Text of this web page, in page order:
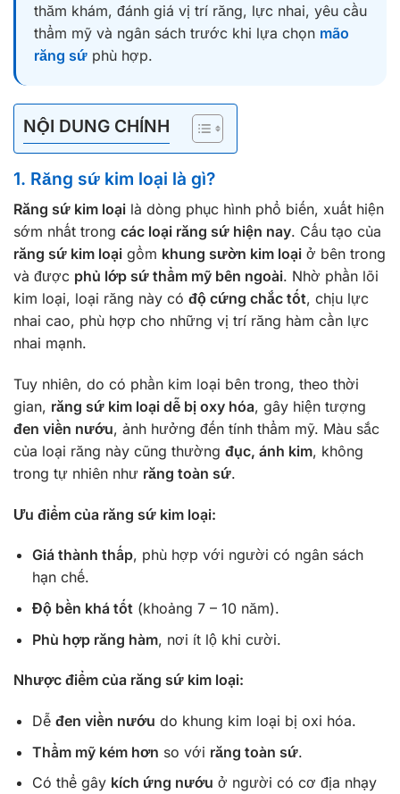
thăm khám, đánh giá vị trí răng, lực nhai, yêu cầu
thẩm mỹ và ngân sách trước khi lựa chọn mão
răng sứ phù hợp.
NỘI DUNG CHÍNH
1. Răng sứ kim loại là gì?
Răng sứ kim loại là dòng phục hình phổ biến, xuất hiện
sớm nhất trong các loại răng sứ hiện nay. Cấu tạo của
răng sứ kim loại gồm khung sườn kim loại ở bên trong
và được phủ lớp sứ thẩm mỹ bên ngoài. Nhờ phần lõi
kim loại, loại răng này có độ cứng chắc tốt, chịu lực
nhai cao, phù hợp cho những vị trí răng hàm cần lực
nhai mạnh.
Tuy nhiên, do có phần kim loại bên trong, theo thời
gian, răng sứ kim loại dễ bị oxy hóa, gây hiện tượng
đen viền nướu, ảnh hưởng đến tính thẩm mỹ. Màu sắc
của loại răng này cũng thường đục, ánh kim, không
trong tự nhiên như răng toàn sứ.
Ưu điểm của răng sứ kim loại:
Giá thành thấp, phù hợp với người có ngân sách
hạn chế.
Độ bền khá tốt(khoảng 7 – 10 năm).
Phù hợp răng hàm, nơi ít lộ khi cười.
Nhược điểm của răng sứ kim loại:
Dễ đen viền nướu do khung kim loại bị oxi hóa.
Thẩm mỹ kém hơn so với răng toàn sứ.
Có thể gây kích ứng nướu ở người có cơ địa nhạy